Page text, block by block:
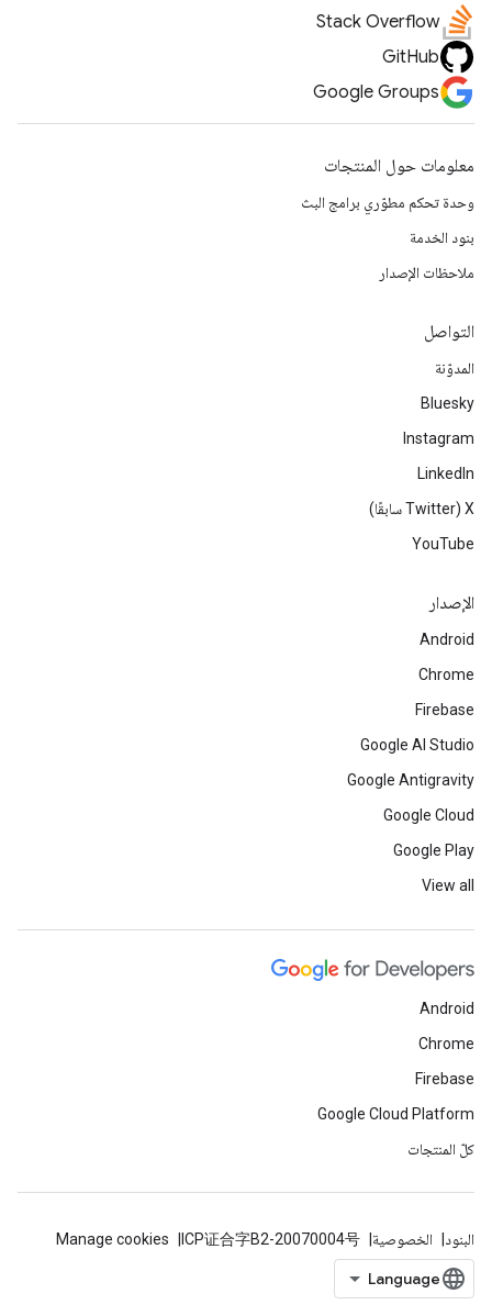
Stack Overflow
GitHub
Google Groups
معلومات حول المنتجات
وحدة تحكم مطوّري برامج البث
بنود الخدمة
ملاحظات الإصدار
التواصل
المدوّنة
Bluesky
Instagram
LinkedIn
‫X ‏(Twitter سابقًا)
YouTube
الإصدار
Android
Chrome
Firebase
Google AI Studio
Google Antigravity
Google Cloud
Google Play
View all
Android
Chrome
Firebase
Google Cloud Platform
كلّ المنتجات
البنود الخصوصية ICP证合字B2-20070004号
Manage cookies